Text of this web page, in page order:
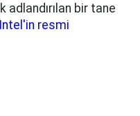
adlandırılan bir tane
Intel'in resmi